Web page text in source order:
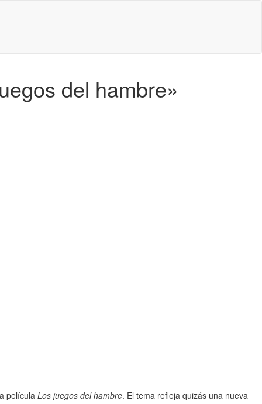
del hambre»
película Los juegos del hambre. El tema refleja quizás una nueva